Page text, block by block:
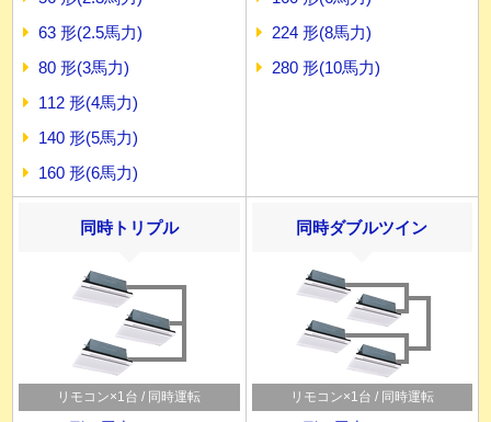
63 形(2.5馬力)
80 形(3馬力)
112 形(4馬力)
140 形(5馬力)
160 形(6馬力)
224 形(8馬力)
280 形(10馬力)
同時トリプル
リモコン×1台 / 同時運転
同時ダブルツイン
リモコン×1台 / 同時運転